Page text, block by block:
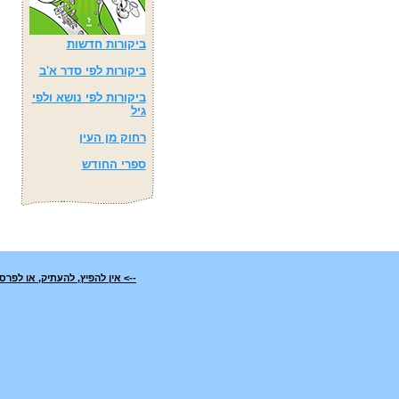
ביקורות חדשות
ביקורות לפי סדר א'ב
ביקורות לפי נושא ולפי
גיל
רחוק מן העין
ספרי החודש
--> אין להפיץ, להעתיק, או